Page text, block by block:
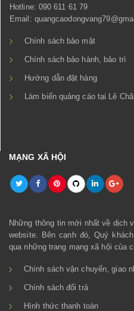
Hotline: 090 611 61 79
Email:
Chính sách bảo mật
Chính sách bảo hành, bảo trì
Hướng dẫn đặt hàng
Làm biển quảng cáo tại Lê
MẠNG XÃ HỘI
Những thông tin mới nhất về dịch
website. Bên cạnh đó, Quý
qua những trang mạng xã hội của
Chính sách vận chuyển, giao
Chính sách đổi trả
Hình thức thanh toán